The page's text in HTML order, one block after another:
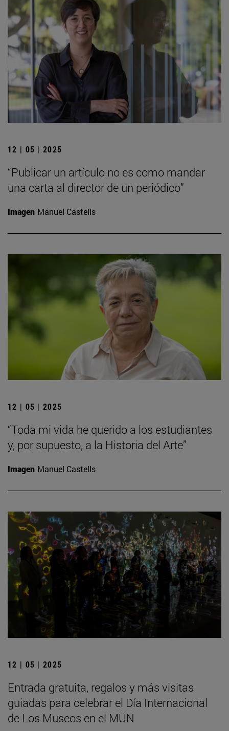
12 | 05 | 2025
“Publicar un artículo no es como mandar
una carta al director de un periódico”
Imagen Manuel Castells
12 | 05 | 2025
“Toda mi vida he querido a los estudiantes
y, por supuesto, a la Historia del Arte”
Imagen Manuel Castells
12 | 05 | 2025
Entrada gratuita, regalos y más visitas
guiadas para celebrar el Día Internacional
de Los Museos en el MUN